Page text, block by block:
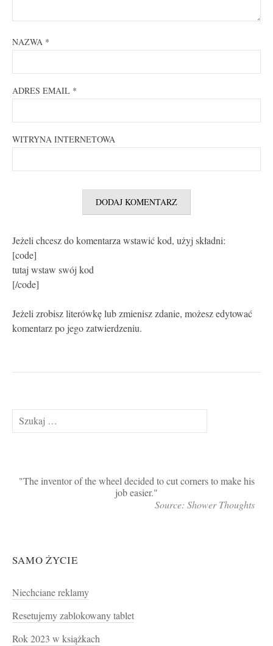
NAZWA *
ADRES EMAIL *
WITRYNA INTERNETOWA
Jeżeli chcesz do komentarza wstawić kod, użyj składni:
[code]
tutaj wstaw swój kod
[/code]
Jeżeli zrobisz literówkę lub zmienisz zdanie, możesz edytować
komentarz po jego zatwierdzeniu.
Szukaj:
The inventor of the wheel decided to cut corners to make his
job easier.
Source: Shower Thoughts
SAMO ŻYCIE
Niechciane reklamy
Resetujemy zablokowany tablet
Rok 2023 w książkach